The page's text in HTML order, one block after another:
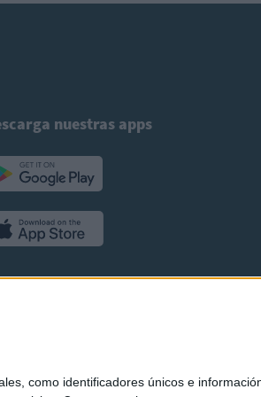
como identificadores únicos e
nuestras apps